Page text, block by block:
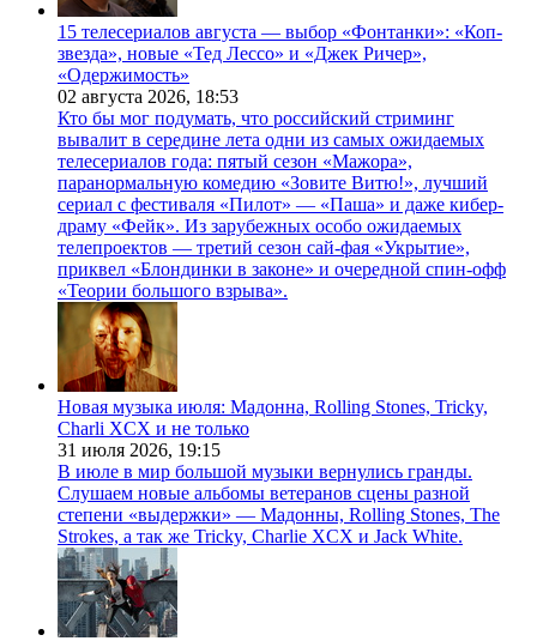
15 телесериалов августа — выбор «Фонтанки»: «Коп-
звезда», новые «Тед Лессо» и «Джек Ричер»,
«Одержимость»
02 августа 2026, 18:53
Кто бы мог подумать, что российский стриминг
вывалит в середине лета одни из самых ожидаемых
телесериалов года: пятый сезон «Мажора»,
паранормальную комедию «Зовите Витю!», лучший
сериал с фестиваля «Пилот» — «Паша» и даже кибер-
драму «Фейк». Из зарубежных особо ожидаемых
телепроектов — третий сезон сай-фая «Укрытие»,
приквел «Блондинки в законе» и очередной спин-офф
«Теории большого взрыва».
Новая музыка июля: Мадонна, Rolling Stones, Tricky,
Charli XCX и не только
31 июля 2026, 19:15
В июле в мир большой музыки вернулись гранды.
Слушаем новые альбомы ветеранов сцены разной
степени «выдержки» — Мадонны, Rolling Stones, The
Strokes, а так же Tricky, Charlie XCX и Jack White.